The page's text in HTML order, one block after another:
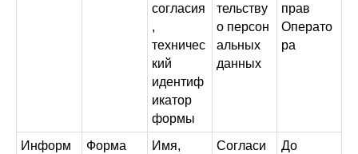
согласия
,
техничес
кий
идентиф
икатор
формы
тельству
о персон
альных
данных
прав
Операто
ра
Информ
Форма
Имя,
Согласи
До